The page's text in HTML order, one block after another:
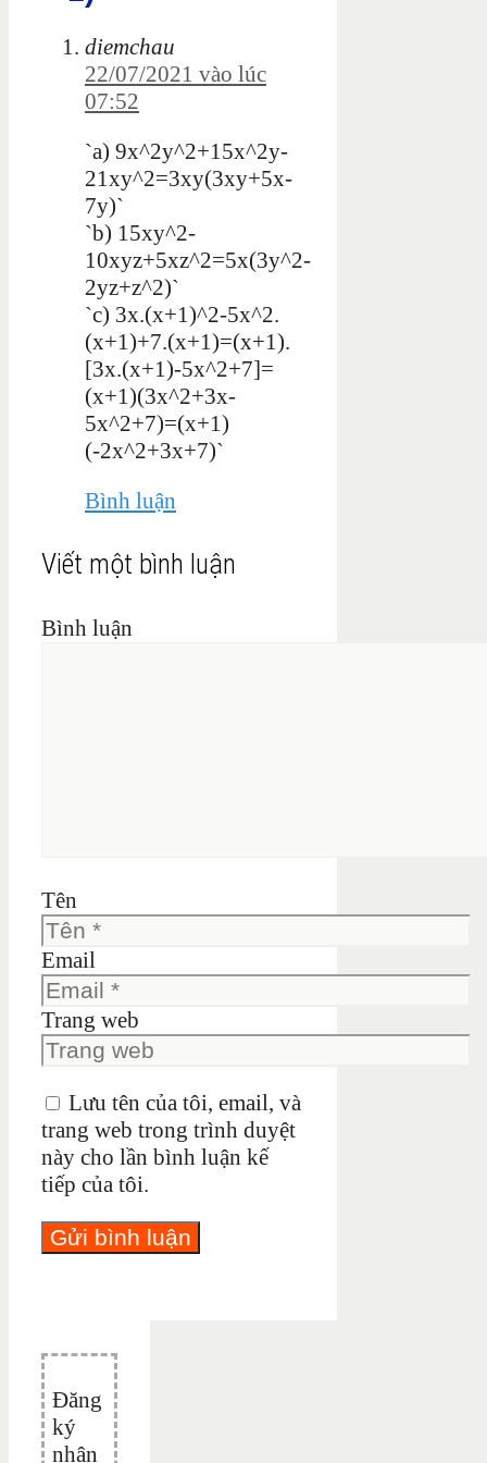
diemchau
22/07/2021 vào lúc
07:52
`a) 9x^2y^2+15x^2y-
21xy^2=3xy(3xy+5x-
7y)`
`b) 15xy^2-
10xyz+5xz^2=5x(3y^2-
2yz+z^2)`
`c) 3x.(x+1)^2-5x^2.
(x+1)+7.(x+1)=(x+1).
[3x.(x+1)-5x^2+7]=
(x+1)(3x^2+3x-
5x^2+7)=(x+1)
(-2x^2+3x+7)`
Bình luận
Viết một bình luận
Bình luận
Tên
Email
Trang web
Lưu tên của tôi, email, và
trang web trong trình duyệt
này cho lần bình luận kế
tiếp của tôi.
Đăng
ký
nhận